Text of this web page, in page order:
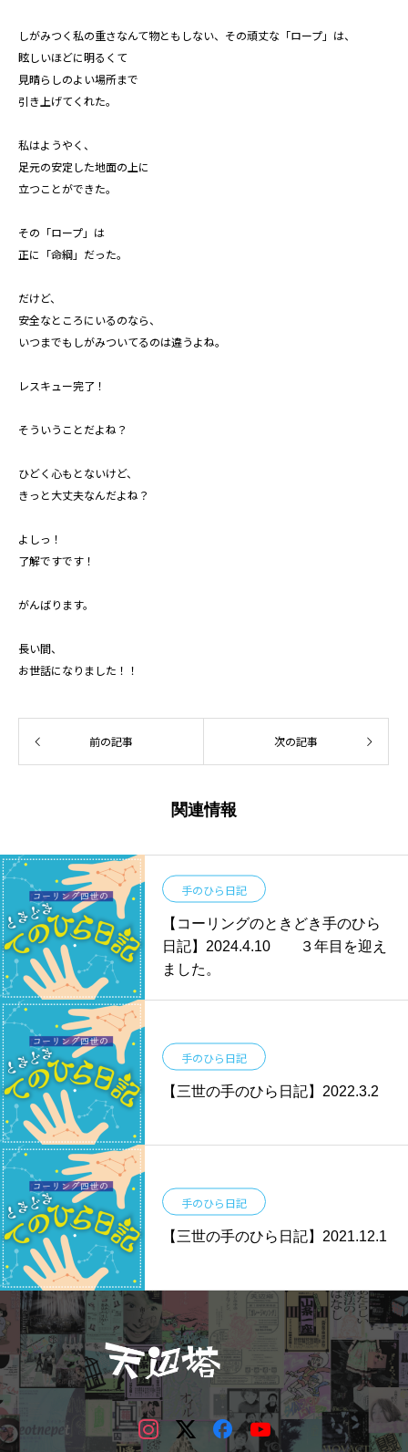
しがみつく私の重さなんて物ともしない、その頑丈な「ロープ」は、
眩しいほどに明るくて
見晴らしのよい場所まで
引き上げてくれた。
私はようやく、
足元の安定した地面の上に
立つことができた。
その「ロープ」は
正に「命綱」だった。
だけど、
安全なところにいるのなら、
いつまでもしがみついてるのは違うよね。
レスキュー完了！
そういうことだよね？
ひどく心もとないけど、
きっと大丈夫なんだよね？
よしっ！
了解ですです！
がんばります。
長い間、
お世話になりました！！
前の記事 次の記事
関連情報
手のひら日記
【コーリングのときどき手のひら
日記】2024.4.10 ３年目を迎え
ました。
手のひら日記
【三世の手のひら日記】2022.3.2
手のひら日記
【三世の手のひら日記】2021.12.1